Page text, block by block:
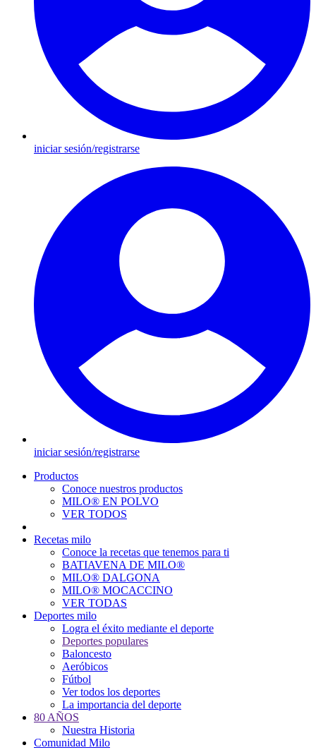
iniciar sesión/registrarse
iniciar sesión/registrarse
navigation
Productos
Conoce nuestros productos
MILO® EN POLVO
VER TODOS
Recetas milo
Conoce la recetas que tenemos para ti
BATIAVENA DE MILO®
MILO® DALGONA
MILO® MOCACCINO
VER TODAS
Deportes milo
Logra el éxito mediante el deporte
Deportes populares
Baloncesto
Aeróbicos
Fútbol
Ver todos los deportes
La importancia del deporte
80 AÑOS
Nuestra Historia
Comunidad Milo